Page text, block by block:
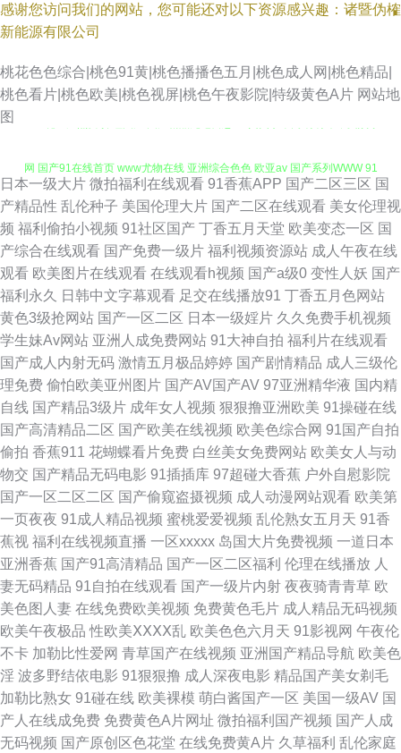
感谢您访问我们的网站，您可能还对以下资源感兴趣：诸暨伪榷
新能源有限公司
桃花色色综合|桃色91黄|桃色播播色五月|桃色成人网|桃色精品|
桃色看片|桃色欧美|桃色视屏|桃色午夜影院|特级黄色A片 网站地
图
蝌蚪在线视频 人妖手慰网站 黄色91香蕉 成人黄色电影院 亚洲3级电影 91福
利网 91涩情 午夜精品剧场 欧美a级片一区 激情超碰 91资源在线播放 日日夜
夜国产精品 激情午夜 免费看阿片 九九久久香蕉草 国产做受麻豆水多 日日夜
夜看毛片 日韩无码A片 91精品视频网 午夜AV剧院 玖玖在线精品 日本色色图
色五月97 日韩精品大片 国产系列WWW 韩国在线不卡在线 第一福利航官方
操操干干 香蕉视频污下载 欧美毛茸茸老片子 福利五区 A片人妖 亚洲黄色AU
欧美韩日 国产另类老女人 俺去啦俺去操 婷婷性爱 韩国av永久无码 肏屄在线
免费观看 在线视频97 日韩毛片网站 红杏影视麻豆传媒 午夜成人福利导航 日
本特黄 日本叉叉叉成人片 国产性爱一区 福利AV在线 91女神孕妇 日本A∨ 国
产另类综合 91九色一区二区 日本人妖五区 国产高清自拍一区 91食品免費看
日本αV视频 东京色视频 91白丝在线观看 青青国产在线观看 国产深福利 91
抖阴快播在线 色色AV久久 韩国综合色图 91主播色 午夜伦理中文 www久久6
91传媒视频网站 日本毛茸茸 国产日韩久久视频 91精品7 青青伊人大香蕉 韩
日本一级大片 微拍福利在线观看 91香蕉APP 国产二区三区 国
产精品性 乱伦种子 美国伦理大片 国产二区在线观看 美女伦理视
频 福利偷拍小视频 91社区国产 丁香五月天堂 欧美变态一区 国
产综合在线观看 国产免费一级片 福利视频资源站 成人午夜在线
观看 欧美图片在线观看 在线观看h视频 国产a级0 变性人妖 国产
福利永久
日韩中文字幕观看 足交在线播放91 丁香五月色网站
黄色3级抢网站 国产一区二区 日本一级婬片 久久免费手机视频
学生妹Av网站 亚洲人成免费网站 91大神自拍 福利片在线观看
国产成人内射无码 激情五月极品婷婷 国产剧情精品 成人三级伦
理免费 偷怕欧美亚州图片 国产AV国产AV 97亚洲精华液 国内精
自线 国产精品3级片 成年女人视频 狠狠撸亚洲欧美 91操碰在线
国产高清精品二区 国产欧美在线视频 欧美色综合网 91国产自拍
偷拍 香蕉911 花蝴蝶看片免费 白丝美女免费网站 欧美女人与动
物交 国产精品无码电影 91插插库 97超碰大香蕉 户外自慰影院
国产一区二区二区 国产偷窥盗摄视频 成人动漫网站观看 欧美第
一页夜夜 91成人精品视频 蜜桃爱爱视频 乱伦熟女五月天 91香
蕉视 福利在线视频直播 一区xxxxx 岛国大片免费视频 一道日本
亚洲香蕉 国产91高清精品 国产一区二区福利 伦理在线播放 人
妻无码精品 91自拍在线观看 国产一级片内射 夜夜骑青青草 欧
美色图人妻 在线免费欧美视频 免费黄色毛片 成人精品无码视频
欧美午夜极品 性欧美ⅩⅩⅩⅩ乱 欧美色色六月天 91影视网 午夜伦
不卡 加勒比性爱网 青草国产在线视频 亚洲国产精品导航 欧美色
淫 波多野结依电影 91狠狠撸 成人深夜电影 精品国产美女剃毛
加勒比熟女 91碰在线 欧美裸模 萌白酱国产一区 美国一级AV 国
产人在线成免费 免费黄色A片网址 微拍福利国产视频 国产人成
无码视频 国产原创区色花堂 在线免费黄A片 久草福利 乱伦家庭